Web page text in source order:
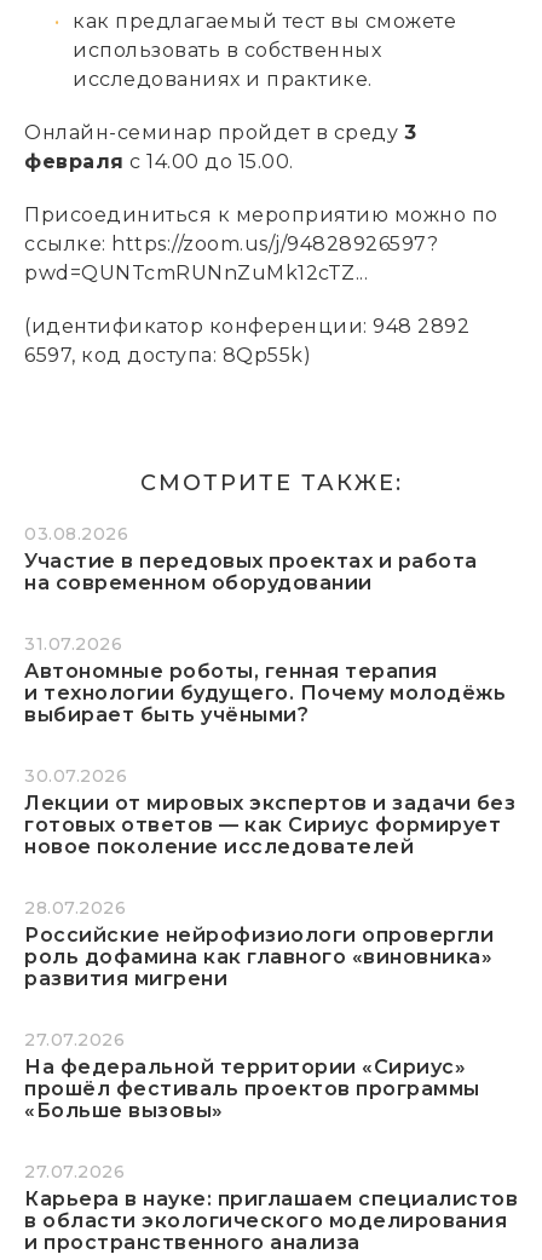
как предлагаемый тест вы сможете
использовать в собственных
исследованиях и практике.
Онлайн-семинар пройдет в среду 3
февраля с 14.00 до 15.00.
Присоединиться к мероприятию можно по
ссылке: https://zoom.us/j/94828926597?
pwd=QUNTcmRUNnZuMk12cTZ...
(идентификатор конференции: 948 2892
6597, код доступа: 8Qp55k)
СМОТРИТЕ ТАКЖЕ:
03.08.2026
Участие в передовых проектах и работа
на современном оборудовании
31.07.2026
Автономные роботы, генная терапия
и технологии будущего. Почему молодёжь
выбирает быть учёными?
30.07.2026
Лекции от мировых экспертов и задачи без
готовых ответов — как Сириус формирует
новое поколение исследователей
28.07.2026
Российские нейрофизиологи опровергли
роль дофамина как главного «виновника»
развития мигрени
27.07.2026
На федеральной территории «Сириус»
прошёл фестиваль проектов программы
«Больше вызовы»
27.07.2026
Карьера в науке: приглашаем специалистов
в области экологического моделирования
и пространственного анализа